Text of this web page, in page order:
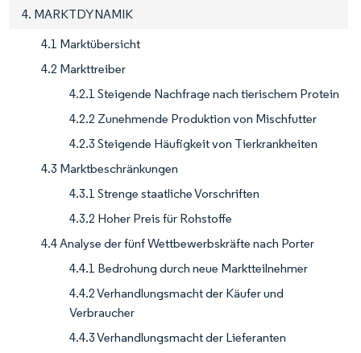
4. MARKTDYNAMIK
4.1 Marktübersicht
4.2 Markttreiber
4.2.1 Steigende Nachfrage nach tierischem Protein
4.2.2 Zunehmende Produktion von Mischfutter
4.2.3 Steigende Häufigkeit von Tierkrankheiten
4.3 Marktbeschränkungen
4.3.1 Strenge staatliche Vorschriften
4.3.2 Hoher Preis für Rohstoffe
4.4 Analyse der fünf Wettbewerbskräfte nach Porter
4.4.1 Bedrohung durch neue Marktteilnehmer
4.4.2 Verhandlungsmacht der Käufer und
Verbraucher
4.4.3 Verhandlungsmacht der Lieferanten